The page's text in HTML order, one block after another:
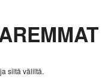
siltä väliltä.